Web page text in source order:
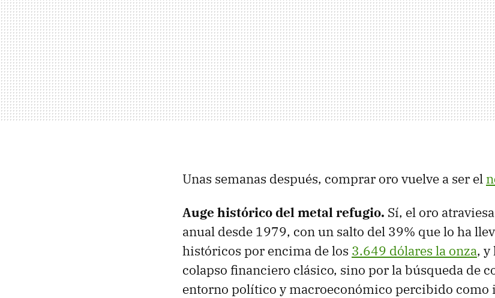
Unas semanas después, comprar oro vuelve a ser el
Auge histórico del metal refugio. Sí, el oro
anual desde 1979, con un salto del 39% que lo ha
históricos por encima de los 3.649 dólares la onza, y
colapso financiero clásico, sino por la búsqueda de
entorno político y macroeconómico percibido como